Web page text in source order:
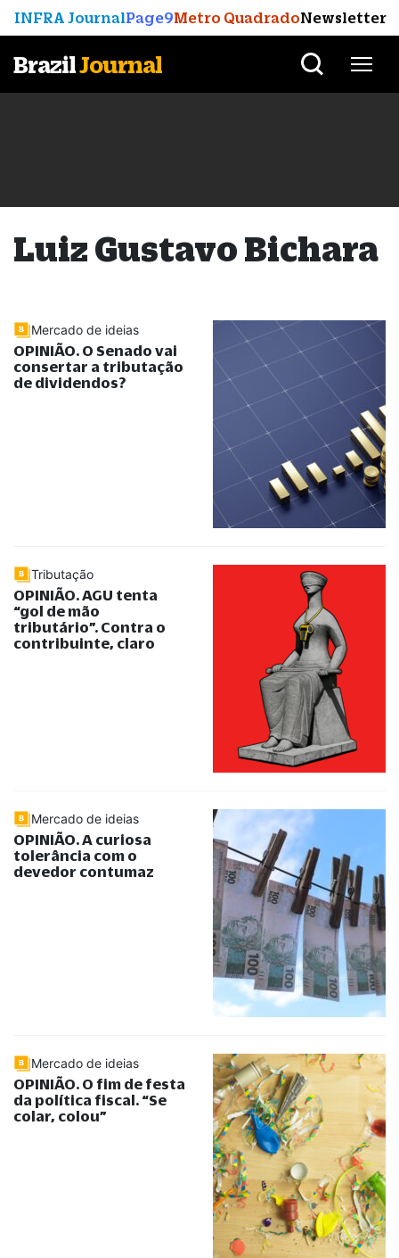
INFRA JournalPage9Metro QuadradoNewsletter
BrazilJournal
Luiz Gustavo Bichara
Mercado de ideias
OPINIÃO. O Senado vai
consertar a tributação
de dividendos?
Tributação
OPINIÃO. AGU tenta
“gol de mão
tributário”. Contra o
contribuinte, claro
Mercado de ideias
OPINIÃO. A curiosa
tolerância com o
devedor contumaz
Mercado de ideias
OPINIÃO. O fim de festa
da política fiscal. “Se
colar, colou”